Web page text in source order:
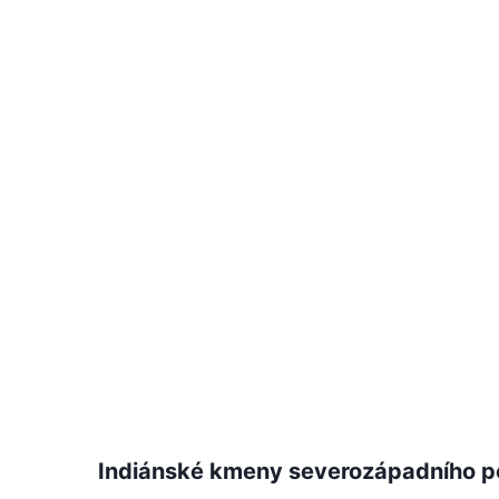
Indiánské kmeny severozápadního